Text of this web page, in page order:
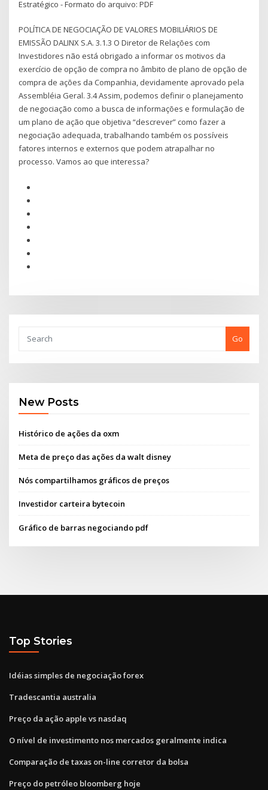
Estratégico - Formato do arquivo: PDF
POLÍTICA DE NEGOCIAÇÃO DE VALORES MOBILIÁRIOS DE
EMISSÃO DALINX S.A. 3.1.3 O Diretor de Relações com
Investidores não está obrigado a informar os motivos da
exercício de opção de compra no âmbito de plano de opção de
compra de ações da Companhia, devidamente aprovado pela
Assembléia Geral. 3.4 Assim, podemos definir o planejamento
de negociação como a busca de informações e formulação de
um plano de ação que objetiva “descrever” como fazer a
negociação adequada, trabalhando também os possíveis
fatores internos e externos que podem atrapalhar no
processo. Vamos ao que interessa?
Go
New Posts
Histórico de ações da oxm
Meta de preço das ações da walt disney
Nós compartilhamos gráficos de preços
Investidor carteira bytecoin
Gráfico de barras negociando pdf
Top Stories
Idéias simples de negociação forex
Tradescantia australia
Preço da ação apple vs nasdaq
O nível de investimento nos mercados geralmente indica
Comparação de taxas on-line corretor da bolsa
Preço do petróleo bloomberg hoje